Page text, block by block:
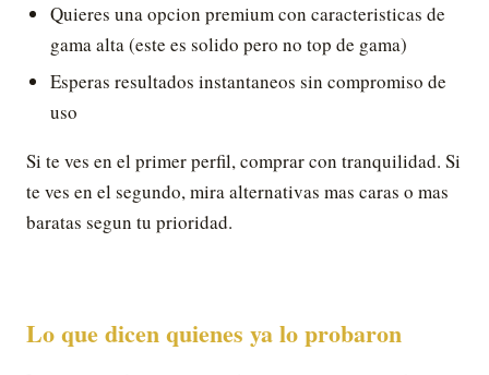
Quieres una opcion premium con caracteristicas de
gama alta (este es solido pero no top de gama)
Esperas resultados instantaneos sin compromiso de
uso
Si te ves en el primer perfil, comprar con tranquilidad. Si
te ves en el segundo, mira alternativas mas caras o mas
baratas segun tu prioridad.
Lo que dicen quienes ya lo probaron